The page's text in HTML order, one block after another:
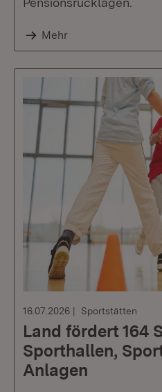
Mehr
16.07.2026 Sportstätten
Land fördert 164
Sporthallen,
Anlagen